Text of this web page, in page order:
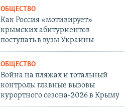
ОБЩЕСТВО
Как Россия «мотивирует»
крымских абитуриентов
поступать в вузы Украины
ОБЩЕСТВО
Война на пляжах и тотальный
контроль: главные вызовы
курортного сезона-2026 в Крыму